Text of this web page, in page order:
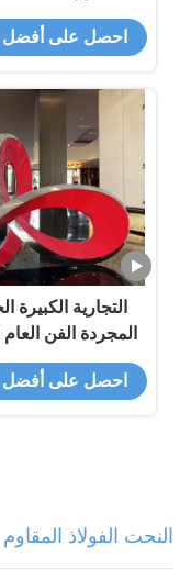
فن عام زخرفي
كبير للحديقة
احصل على أفضل
التجارية الكبيرة
المجردة الفن
من الفولاذ
احصل على أفضل
النحت الفولاذ